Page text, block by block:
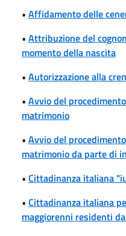
• Affidamento delle
• Attribuzione del
momento della nascita
• Autorizzazione alla
• Avvio del
matrimonio
• Avvio del
matrimonio da parte di
• Cittadinanza italiana
• Cittadinanza italiana
maggiorenni residenti